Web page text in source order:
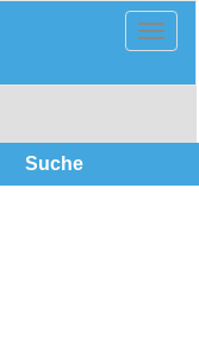
Suche